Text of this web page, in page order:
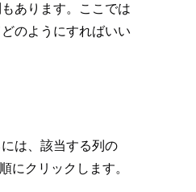
あります。ここでは
のようにすればいい
は、該当する列の
にクリックします。